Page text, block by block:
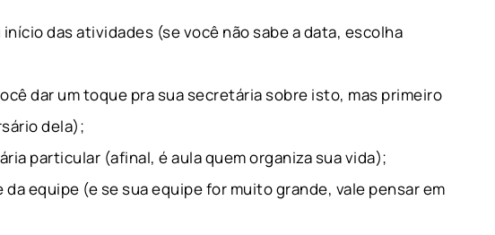
das atividades (se você não sabe a data, escolha
dar um toque pra sua secretária sobre isto, mas primeiro
dela);
particular (afinal, é aula quem organiza sua vida);
equipe (e se sua equipe for muito grande, vale pensar em